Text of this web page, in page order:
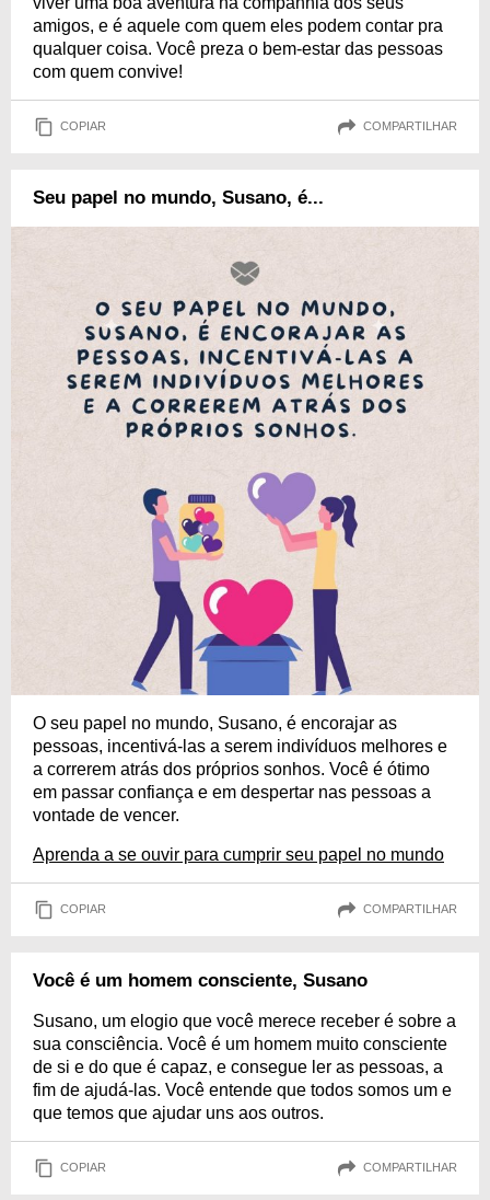
amigos, e é aquele com quem eles podem contar pra
qualquer coisa. Você preza o bem-estar das pessoas
com quem convive!
COPIAR COMPARTILHAR
Seu papel no mundo, Susano, é...
O seu papel no mundo, Susano, é encorajar as
pessoas, incentivá-las a serem indivíduos melhores e
a correrem atrás dos próprios sonhos. Você é ótimo
em passar confiança e em despertar nas pessoas a
vontade de vencer.
Aprenda a se ouvir para cumprir seu papel no mundo
COPIAR COMPARTILHAR
Você é um homem consciente, Susano
Susano, um elogio que você merece receber é sobre a
sua consciência. Você é um homem muito consciente
de si e do que é capaz, e consegue ler as pessoas, a
fim de ajudá-las. Você entende que todos somos um e
que temos que ajudar uns aos outros.
COPIAR COMPARTILHAR